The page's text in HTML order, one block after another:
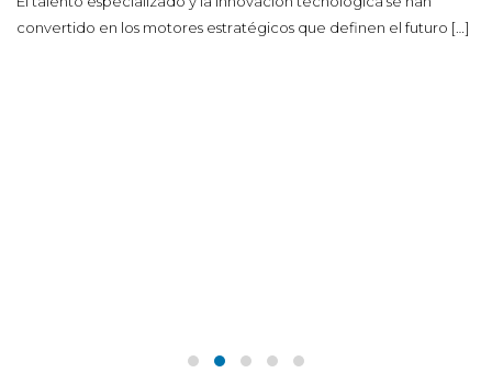
convertido en los motores estratégicos que definen el futuro […]